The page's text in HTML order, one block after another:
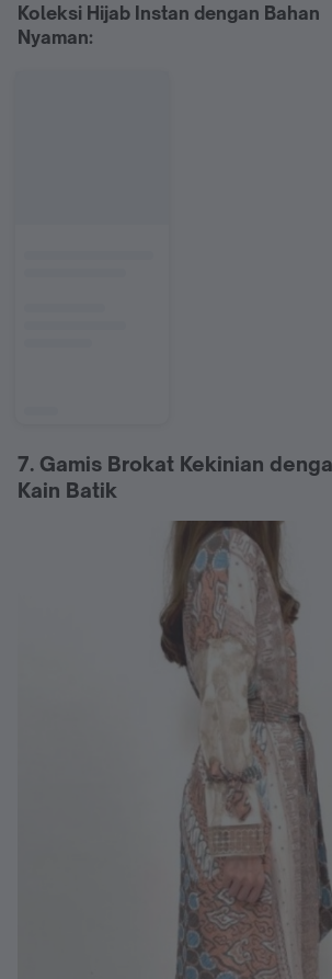
Koleksi Hijab Instan dengan Bahan
Nyaman:
7. Gamis Brokat Kekinian
Kain Batik